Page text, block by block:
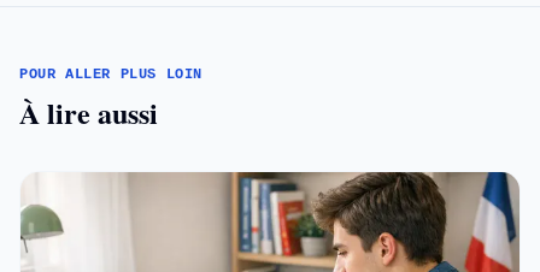
POUR ALLER PLUS LOIN
À lire aussi